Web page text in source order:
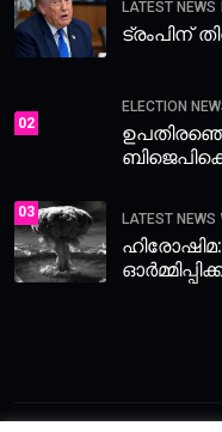
LATEST NEWS
ട്രംപിന്
02
ELECTION
03 LATEST NEWS